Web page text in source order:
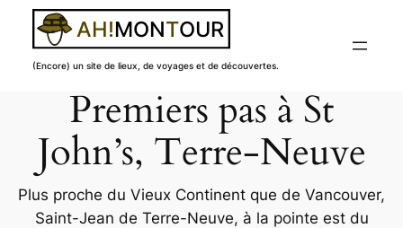
contenu
(Encore) un site de lieux, de voyages et de découvertes.
Premiers pas à St
John’s, Terre-Neuve
Plus proche du Vieux Continent que de Vancouver,
Saint-Jean de Terre-Neuve, à la pointe est du